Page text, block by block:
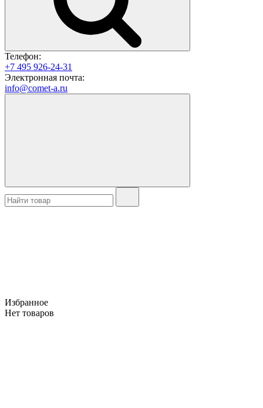
Телефон:
+7 495 926-24-31
Электронная почта:
info@comet-a.ru
Избранное
Нет товаров